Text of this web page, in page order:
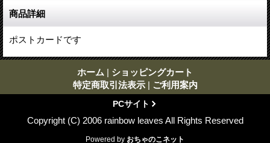
商品詳細
ポストカードです
ホーム | ショッピングカート
特定商取引法表示 | ご利用案内
PCサイト
Copyright (C) 2006 rainbow leaves All Rights Reserved
Powered by おちゃのこネット